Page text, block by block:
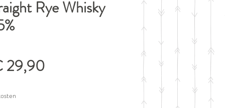
Rye Whisky
29,90Sale-